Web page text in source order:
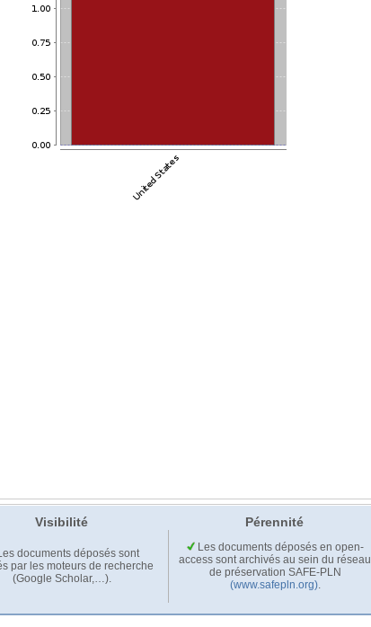
Visibilité Pérennité
documents déposés sont
par les moteurs de recherche
(Google Scholar,…).
Les documents déposés en open-
access sont archivés au sein du réseau
de préservation SAFE-PLN
(www.safepln.org).